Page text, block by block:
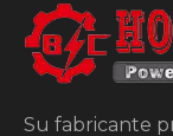
Su fabricante